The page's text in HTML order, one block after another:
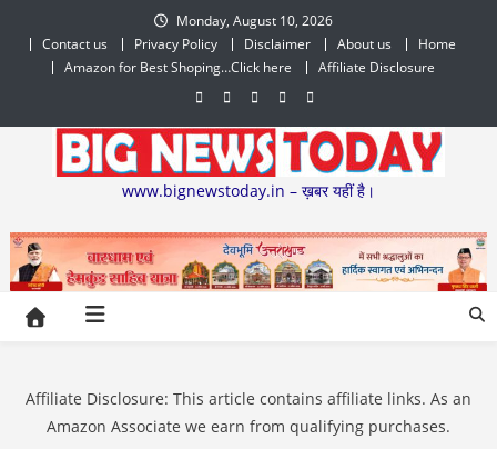
content
Monday, August 10, 2026
Contact us
Privacy Policy Disclaimer About us
Home
Amazon for Best Shoping…Click here
Affiliate Disclosure
www.bignewstoday.in – ख़बर यहीं है।
Affiliate Disclosure: This article contains affiliate links. As an
Amazon Associate we earn from qualifying purchases.